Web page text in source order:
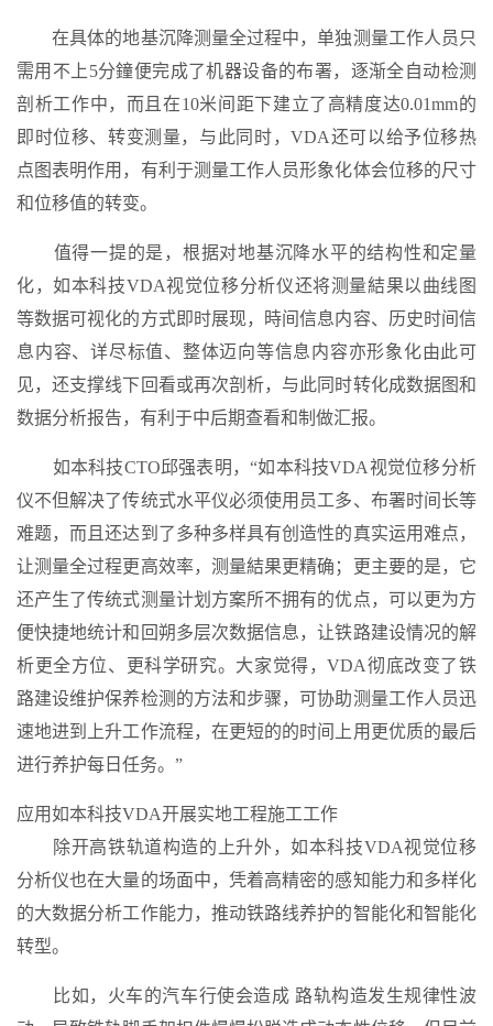
在具体的地基沉降测量全过程中，单独测量工作人员只
需用不上5分鐘便完成了机器设备的布署，逐渐全自动检测
剖析工作中，而且在10米间距下建立了高精度达0.01mm的
即时位移、转变测量，与此同时，VDA还可以给予位移热
点图表明作用，有利于测量工作人员形象化体会位移的尺寸
和位移值的转变。
值得一提的是，根据对地基沉降水平的结构性和定量
化，如本科技VDA视觉位移分析仪还将测量結果以曲线图
等数据可视化的方式即时展现，時间信息内容、历史时间信
息内容、详尽标值、整体迈向等信息内容亦形象化由此可
见，还支撑线下回看或再次剖析，与此同时转化成数据图和
数据分析报告，有利于中后期查看和制做汇报。
如本科技CTO邱强表明，“如本科技VDA视觉位移分析
仪不但解决了传统式水平仪必须使用员工多、布署时间长等
难题，而且还达到了多种多样具有创造性的真实运用难点，
让测量全过程更高效率，测量結果更精确；更主要的是，它
还产生了传统式测量计划方案所不拥有的优点，可以更为方
便快捷地统计和回朔多层次数据信息，让铁路建设情况的解
析更全方位、更科学研究。大家觉得，VDA彻底改变了铁
路建设维护保养检测的方法和步骤，可协助测量工作人员迅
速地进到上升工作流程，在更短的的时间上用更优质的最后
进行养护每日任务。”
应用如本科技VDA开展实地工程施工工作
除开高铁轨道构造的上升外，如本科技VDA视觉位移
分析仪也在大量的场面中，凭着高精密的感知能力和多样化
的大数据分析工作能力，推动铁路线养护的智能化和智能化
转型。
比如，火车的汽车行使会造成 路轨构造发生规律性波